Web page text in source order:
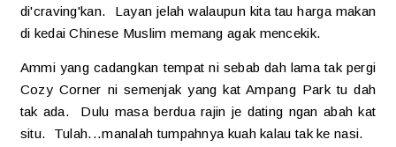
di'craving'kan. Layan jelah walaupun kita tau harga makan
di kedai Chinese Muslim memang agak mencekik.
Ammi yang cadangkan tempat ni sebab dah lama tak pergi
Cozy Corner ni semenjak yang kat Ampang Park tu dah
tak ada. Dulu masa berdua rajin je dating ngan abah kat
situ. Tulah...manalah tumpahnya kuah kalau tak ke nasi.